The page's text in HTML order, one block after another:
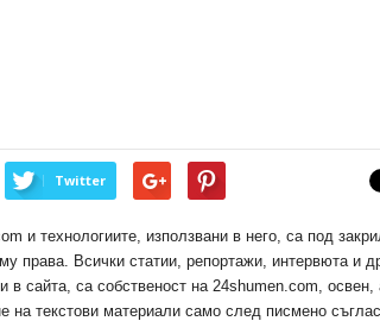
Twitter
и технологиите, използвани в него, са под
права. Всички статии, репортажи, интервюта и
в сайта, са собственост на 24shumen.com, освен,
на текстови материали само след писмено